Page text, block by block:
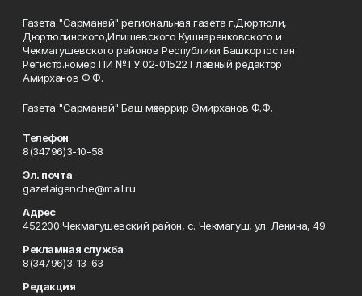
Газета "Сарманай" региональная газета г.Дюртюли,
Дюртюлинского,Илишевского Кушнаренковского и
Чекмагушевского районов Республики Башкортостан
Регистр.номер ПИ №ТУ 02-01522 Главный редактор
Амирханов Ф.Ф.
Газета "Сарманай" Баш мөхәррир Әмирханов Ф.Ф.
Телефон
8(34796)3-10-58
Эл. почта
gazetaigenche@mail.ru
Адрес
452200 Чекмагушевский район, с. Чекмагуш, ул. Ленина, 49
Рекламная служба
8(34796)3-13-63
Редакция